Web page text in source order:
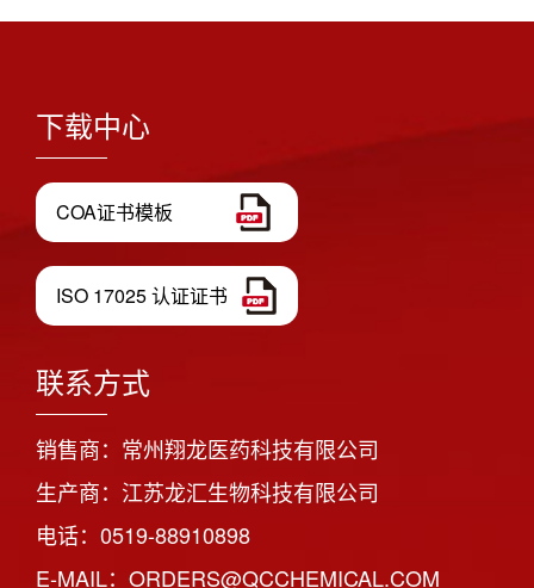
下载中心
COA证书模板
ISO 17025 认证证书
联系方式
销售商：常州翔龙医药科技有限公司
生产商：江苏龙汇生物科技有限公司
电话：0519-88910898
E-MAIL：ORDERS@QCCHEMICAL.COM